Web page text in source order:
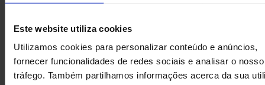
Este website utiliza cookies
Utilizamos cookies para personalizar conteúdo e anúncios,
fornecer funcionalidades de redes sociais e analisar o nosso
tráfego. Também partilhamos informações acerca da sua
NADEU 200F-1000 EM AÇO